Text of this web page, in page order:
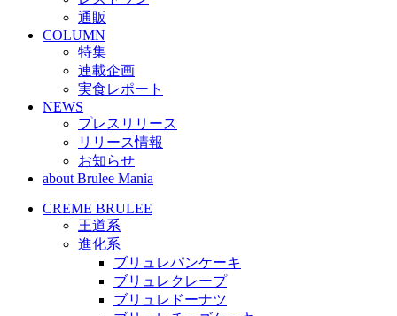
通販
COLUMN
特集
連載企画
実食レポート
NEWS
プレスリリース
リリース情報
お知らせ
about Brulee Mania
CREME BRULEE
王道系
進化系
ブリュレパンケーキ
ブリュレクレープ
ブリュレドーナツ